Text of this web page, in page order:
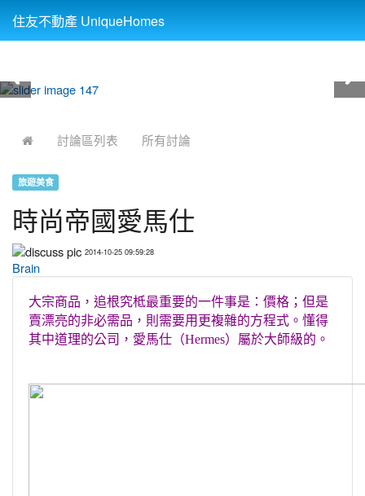
住友不動產 UniqueHomes
討論區列表 所有討論
旅遊美食
時尚帝國愛馬仕
2014-10-25 09:59:28
Brain
大宗商品，追根究柢最重要的一件事是：價格；但是
賣漂亮的非必需品，則需要用更複雜的方程式。懂得
其中道理的公司，愛馬仕（Hermes）屬於大師級的。